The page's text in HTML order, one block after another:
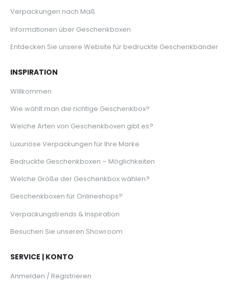
Verpackungen nach Maß
Informationen über Geschenkboxen
Entdecken Sie unsere Website für bedruckte Geschenkbänder
INSPIRATION
Willkommen
Wie wählt man die richtige Geschenkbox?
Welche Arten von Geschenkboxen gibt es?
Luxuriöse Verpackungen für Ihre Marke
Bedruckte Geschenkboxen – Möglichkeiten
Welche Größe der Geschenkbox wählen?
Geschenkboxen für Onlineshops?
Verpackungstrends & Inspiration
Besuchen Sie unseren Showroom
SERVICE | KONTO
Anmelden / Registrieren